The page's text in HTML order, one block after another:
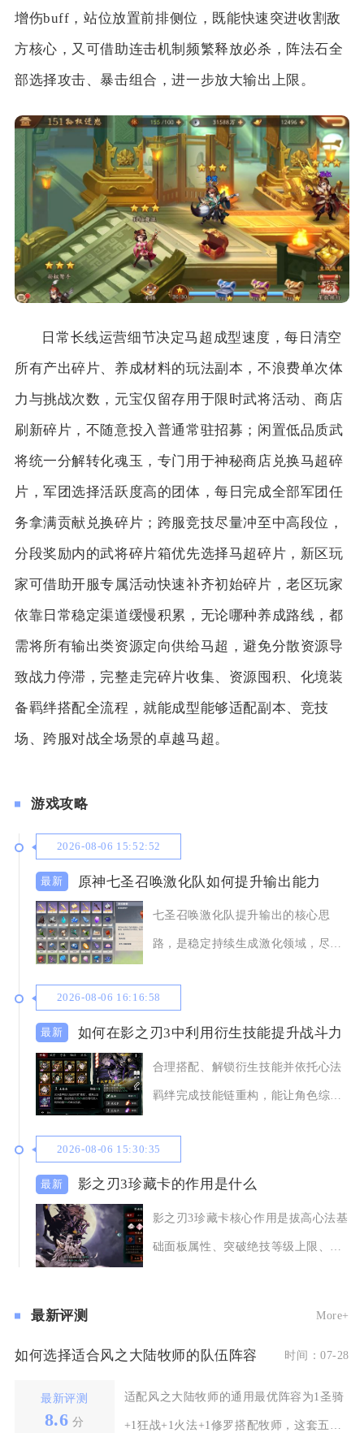
增伤buff，站位放置前排侧位，既能快速突进收割敌
方核心，又可借助连击机制频繁释放必杀，阵法石全
部选择攻击、暴击组合，进一步放大输出上限。
日常长线运营细节决定马超成型速度，每日清空
所有产出碎片、养成材料的玩法副本，不浪费单次体
力与挑战次数，元宝仅留存用于限时武将活动、商店
刷新碎片，不随意投入普通常驻招募；闲置低品质武
将统一分解转化魂玉，专门用于神秘商店兑换马超碎
片，军团选择活跃度高的团体，每日完成全部军团任
务拿满贡献兑换碎片；跨服竞技尽量冲至中高段位，
分段奖励内的武将碎片箱优先选择马超碎片，新区玩
家可借助开服专属活动快速补齐初始碎片，老区玩家
依靠日常稳定渠道缓慢积累，无论哪种养成路线，都
需将所有输出类资源定向供给马超，避免分散资源导
致战力停滞，完整走完碎片收集、资源囤积、化境装
备羁绊搭配全流程，就能成型能够适配副本、竞技
场、跨服对战全场景的卓越马超。
游戏攻略
2026-08-06 15:52:52
原神七圣召唤激化队如何提升输出能力
七圣召唤激化队提升输出的核心思
路，是稳定持续生成激化领域，尽可
2026-08-06 16:16:58
如何在影之刃3中利用衍生技能提升战斗力
合理搭配、解锁衍生技能并依托心法
羁绊完成技能链重构，能让角色综合
2026-08-06 15:30:35
影之刃3珍藏卡的作用是什么
影之刃3珍藏卡核心作用是拔高心法基
础面板属性、突破绝技等级上限、解
最新评测 More+
如何选择适合风之大陆牧师的队伍阵容 时间：07-28
最新评测
8.6 分
适配风之大陆牧师的通用最优阵容为1圣骑
+1狂战+1火法+1修罗搭配牧师，这套五人